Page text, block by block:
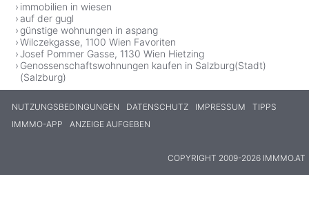
immobilien in wiesen
auf der gugl
günstige wohnungen in aspang
Wilczekgasse, 1100 Wien Favoriten
Josef Pommer Gasse, 1130 Wien Hietzing
Genossenschaftswohnungen kaufen in Salzburg(Stadt)
(Salzburg)
NUTZUNGSBEDINGUNGEN DATENSCHUTZ IMPRESSUM
TIPPS
IMMMO-APP
ANZEIGE AUFGEBEN
COPYRIGHT 2009-2026 IMMMO.AT